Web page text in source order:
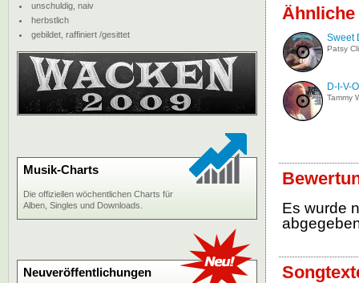
Ähnliche
Sweet
Patsy
D-I-V-
Tammy
Es wurde
unschuldig, naiv
herbstlich
gebildet, raffiniert /gesittet
Musik-Charts
Die offiziellen wöchentlichen Charts für
Alben, Singles und Downloads.
Neuveröffentlichungen